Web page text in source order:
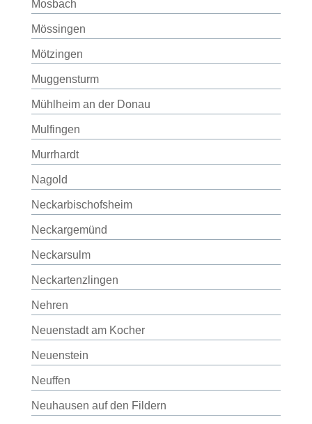
Mosbach
Mössingen
Mötzingen
Muggensturm
Mühlheim an der Donau
Mulfingen
Murrhardt
Nagold
Neckarbischofsheim
Neckargemünd
Neckarsulm
Neckartenzlingen
Nehren
Neuenstadt am Kocher
Neuenstein
Neuffen
Neuhausen auf den Fildern